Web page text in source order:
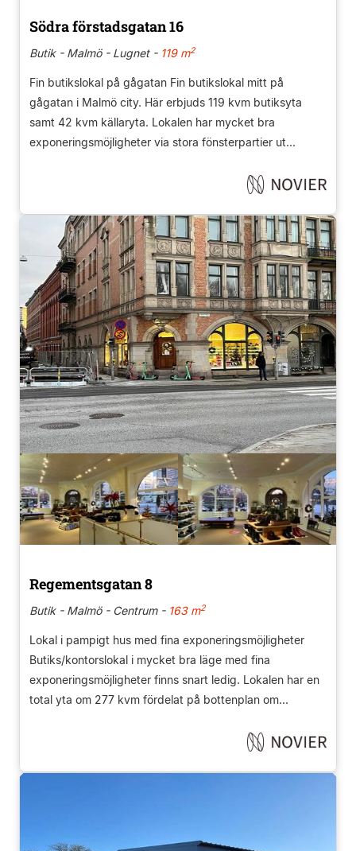
Södra förstadsgatan 16
Butik - Malmö - Lugnet -119 m2
Fin butikslokal på gågatan Fin butikslokal mitt på
gågatan i Malmö city. Här erbjuds 119 kvm butiksyta
samt 42 kvm källaryta. Lokalen har mycket bra
exponeringsmöjligheter via stora fönsterpartier ut...
Regementsgatan 8
Butik - Malmö - Centrum -163 m2
Lokal i pampigt hus med fina exponeringsmöjligheter
Butiks/kontorslokal i mycket bra läge med fina
exponeringsmöjligheter finns snart ledig. Lokalen har en
total yta om 277 kvm fördelat på bottenplan om...